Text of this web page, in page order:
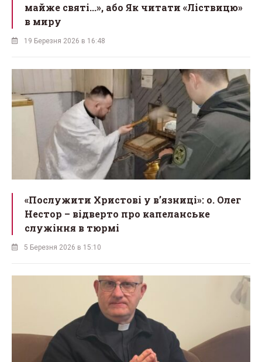
майже святі...», або Як читати «Ліствицю»
в миру
19 Березня 2026 в 16:48
«Послужити Христові у вʼязниці»: о. Олег
Нестор – відверто про капеланське
служіння в тюрмі
5 Березня 2026 в 15:10